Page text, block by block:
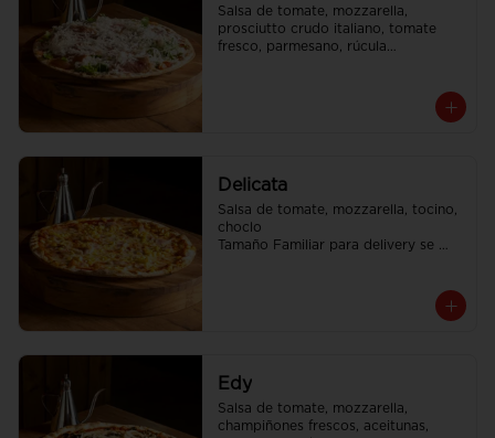
Salsa de tomate, mozzarella,
prosciutto crudo italiano, tomate
fresco, parmesano, rúcula
Delicata
Salsa de tomate, mozzarella, tocino,
choclo
Tamaño Familiar para delivery se
Edy
Salsa de tomate, mozzarella,
champiñones frescos, aceitunas,